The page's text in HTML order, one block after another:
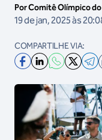
Por Comitê Olímpico
19 de jan, 2025 às
COMPARTILHE VIA: